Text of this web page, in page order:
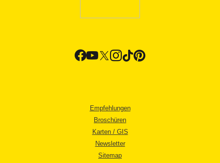
Empfehlungen
Broschüren
Karten / GIS
Newsletter
Sitemap